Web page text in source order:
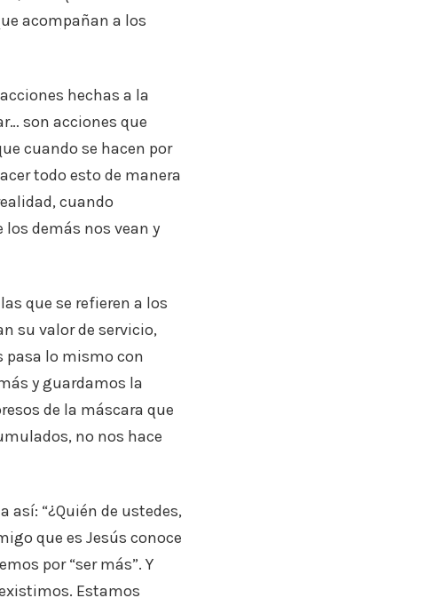
acompañan a los
hechas a la
son acciones que
cuando se hacen por
todo esto de manera
cuando
demás nos vean y
que se refieren a los
su valor de servicio,
pasa lo mismo con
y guardamos la
de la máscara que
no nos hace
así: “¿Quién de ustedes,
que es Jesús conoce
por “ser más”. Y
Estamos